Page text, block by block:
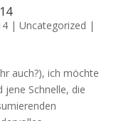
| Uncategorized |
auch?), ich möchte
jene Schnelle, die